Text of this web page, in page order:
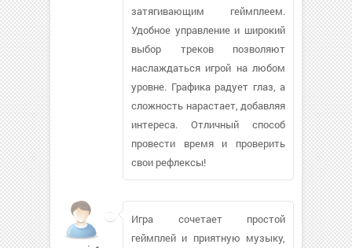
затягивающим геймплеем.
Удобное управление и широкий
выбор треков позволяют
наслаждаться игрой на любом
уровне. Графика радует глаз, а
сложность нарастает, добавляя
интереса. Отличный способ
провести время и проверить
свои рефлексы!
Игра сочетает простой
геймплей и приятную музыку,